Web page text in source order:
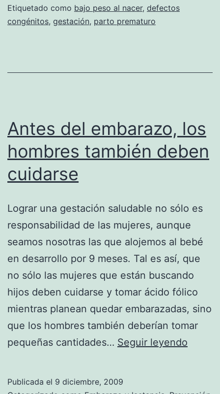
y
menos
Etiquetado como bajo peso al nacer, defectos
congénitos, gestación, parto prematuro
Antes del embarazo, los
hombres también deben
cuidarse
Lograr una gestación saludable no sólo es
responsabilidad de las mujeres, aunque
seamos nosotras las que alojemos al bebé
en desarrollo por 9 meses. Tal es así, que
no sólo las mujeres que están buscando
hijos deben cuidarse y tomar ácido fólico
mientras planean quedar embarazadas, sino
que los hombres también deberían tomar
pequeñas cantidades… Seguir leyendo
Publicada el 9 diciembre, 2009